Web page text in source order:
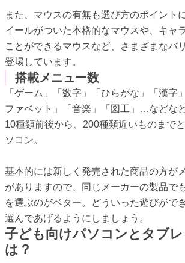
また、マウスの有無も選び方のポイント
イールがついた本格的なマウスや、キャ
ことができるマウスなど、さまざまなバ
登場しています。
搭載メニュー数
「ゲーム」「数字」「ひらがな」「漢字
ファベット」「音楽」「図工」…などな
10種類前後から、200種類近いものまで
ソコン。
基本的には新しく発売された商品の方が
がありますので、同じメーカーの製品で
を選ぶのがベター。どういった遊びがで
選んであげるようにしましょう。
子ども向けパソコンとタブ
は？